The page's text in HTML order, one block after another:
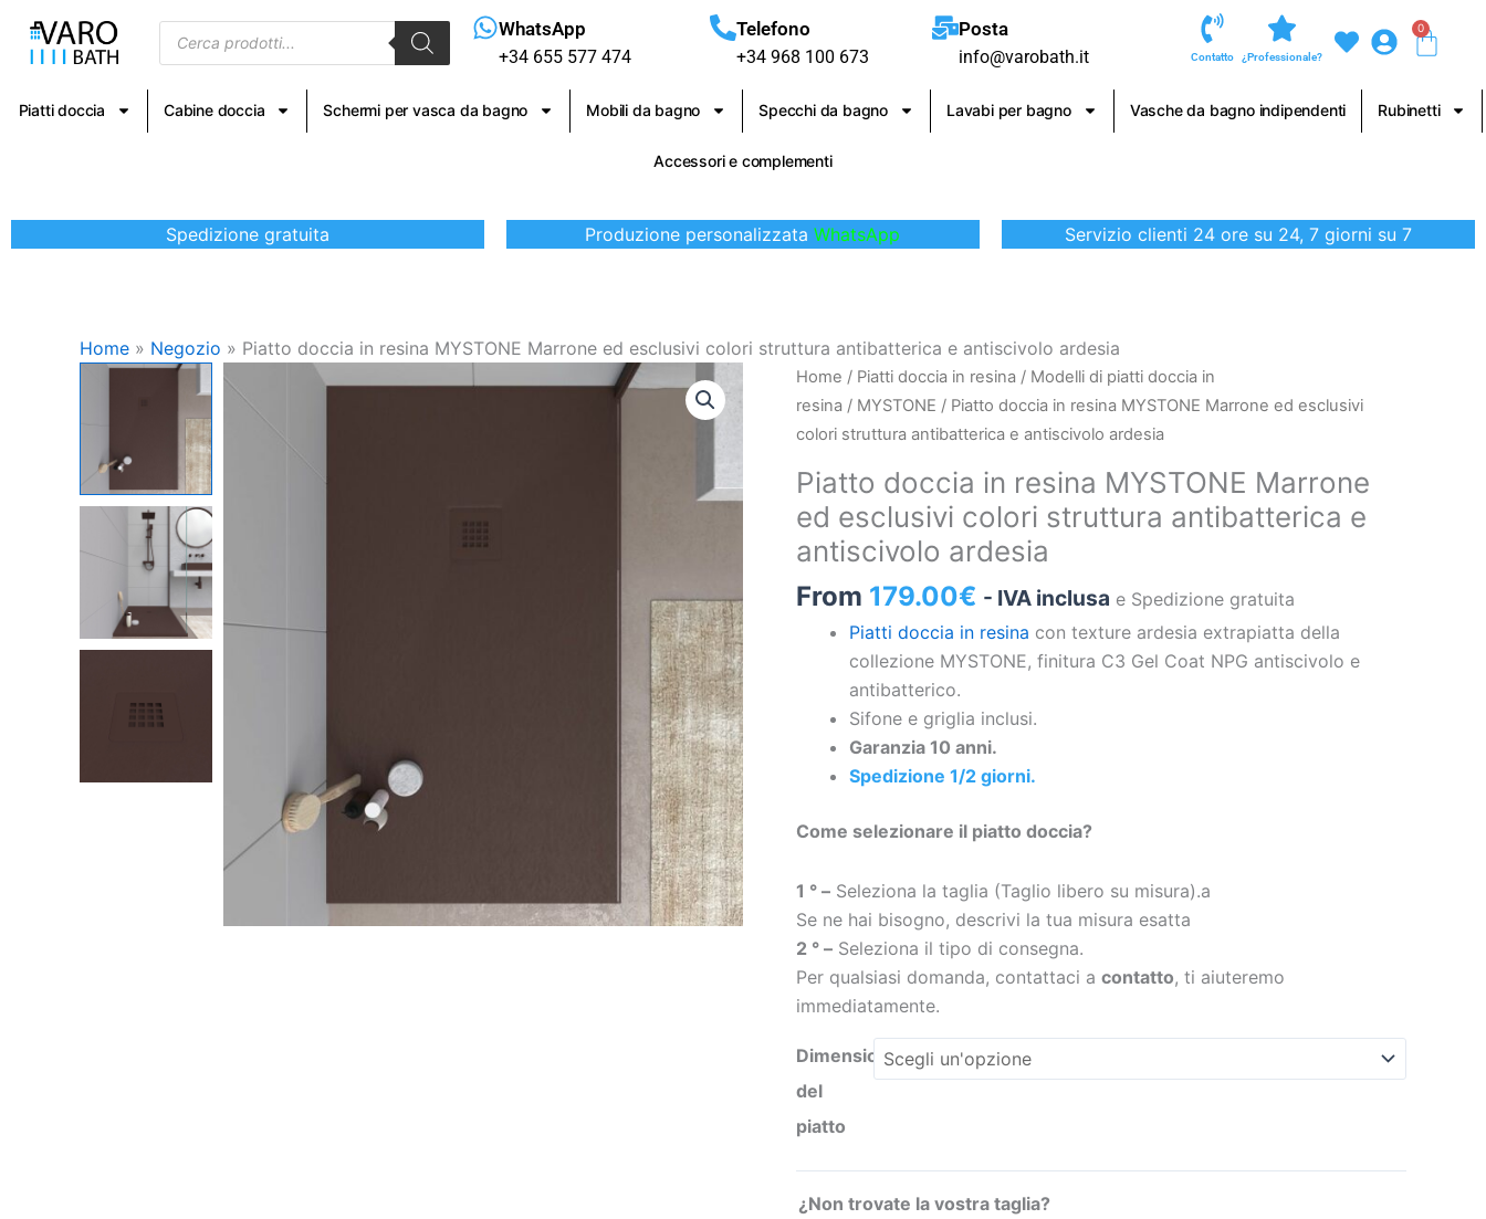
contenuto
Products
search
WhatsApp
+34 655 577 474
Telefono
+34 968 100 673
Posta
info@varobath.it Contatto ¿Professionale?
0
Piatti doccia Cabine doccia Schermi per vasca da bagno Mobili da bagno Specchi da bagno Lavabi per bagno Vasche da bagno indipendenti Rubinetti
Accessori e complementi
Spedizione gratuita Produzione personalizzataWhatsApp Servizio clienti 24 ore su 24, 7 giorni su 7
Home » Negozio » Piatto doccia in resina MYSTONE Marrone ed esclusivi colori struttura antibatterica e antiscivolo ardesia
Home / Piatti doccia in resina / Modelli di piatti doccia in
resina / MYSTONE / Piatto doccia in resina MYSTONE Marrone ed esclusivi
colori struttura antibatterica e antiscivolo ardesia
Piatto doccia in resina MYSTONE Marrone
ed esclusivi colori struttura antibatterica e
antiscivolo ardesia
From 179.00€ - IVA inclusa e Spedizione gratuita
Piatti doccia in resina con texture ardesia extrapiatta della
collezione MYSTONE, finitura C3 Gel Coat NPG antiscivolo e
antibatterico.
Sifone e griglia inclusi.
Garanzia 10 anni.
Spedizione 1/2 giorni.
Come selezionare il piatto doccia?
1 ° – Seleziona la taglia (Taglio libero su misura).a
Se ne hai bisogno, descrivi la tua misura esatta
2 ° – Seleziona il tipo di consegna.
Per qualsiasi domanda, contattaci a contatto, ti aiuteremo
immediatamente.
Dimensioni
del
piatto
¿Non trovate la vostra taglia?
Piatto
doccia
in
MYSTONE
Marrone
ed
colori
struttura
antibatterica
antiscivolo
ardesia
quantità